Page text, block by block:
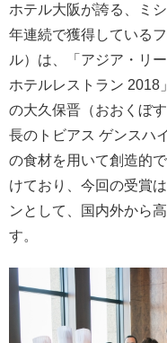
ホテル大阪が誇る、ミ
年連続で獲得している
ル）は、「アジア・リ
ホテルレストラン 2018
の大久保晋（おおくぼ
長のトビアス ゲンスハ
の食材を用いて創造的
けており、今回の受賞
ンとして、国内外から
す。